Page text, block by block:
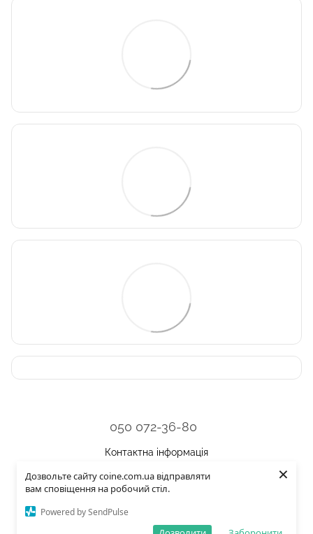
Дозвольте сайту coine.com.ua відправляти
вам сповіщення на робочий стіл.
Powered by SendPulse
×
050 072-36-80
Контактна інформація
Повна версія сайту
Рус Eng